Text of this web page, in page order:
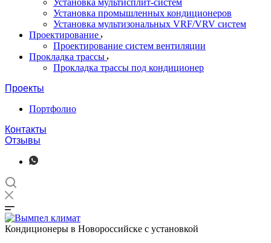
Установка мультисплит-систем
Установка промышленных кондиционеров
Установка мультизональных VRF/VRV систем
Проектирование
Проектирование систем вентиляции
Прокладка трассы
Прокладка трассы под кондиционер
Проекты
Портфолио
Контакты
Отзывы
Кондиционеры в Новороссийске с установкой